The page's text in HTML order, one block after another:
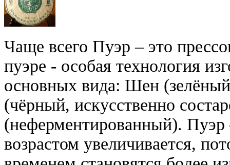
Чаще всего Пуэр – это
пуэре - особая технология
основных вида: Шен
(чёрный, искусственно
(неферментированный). Пуэр
возрастом увеличивается,